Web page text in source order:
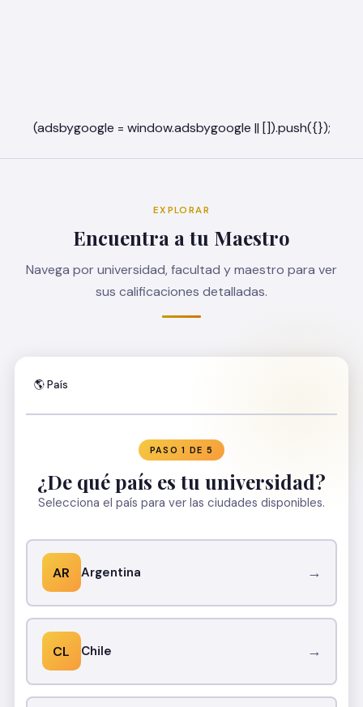
EXPLORAR
Encuentra a tu Maestro
Navega por universidad, facultad y maestro para ver
sus calificaciones detalladas.
🌎 País
PASO 1 DE 5
¿De qué país es tu universidad?
Selecciona el país para ver las ciudades disponibles.
AR Argentina →
CL Chile →